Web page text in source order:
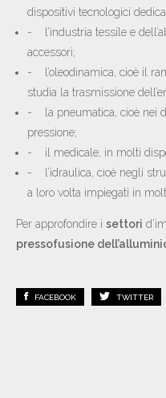
dispositivi tecnologici
- l’industria tessile e
accessori;
- l’oleodinamica, cioè il
studia la trasmissione
- la pneumatica, cioè nei
pressione;
- il medicale, in molti
- l’idraulica, cioè negli
a loro volta impiegati in
Per approfondire i settori
pressofusione
FACEBOOK TWITTER